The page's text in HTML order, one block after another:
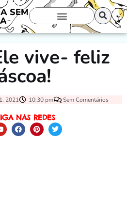
SEM
vive- feliz
2021 10:30 pm Sem Comentários
NAS REDES